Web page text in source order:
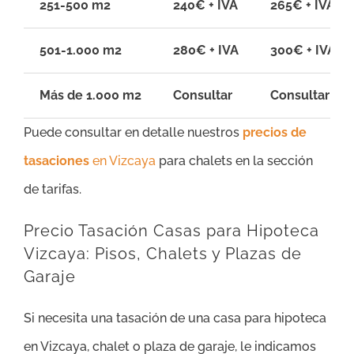
251-500 m2 240€ + IVA 265€ + IVA
501-1.000 m2 280€ + IVA 300€ + IVA
Más de 1.000 m2 Consultar Consultar
Puede consultar en detalle nuestros precios de
tasaciones en Vizcaya para chalets en la sección
de tarifas.
Precio Tasación Casas para Hipoteca
Vizcaya: Pisos, Chalets y Plazas de
Garaje
Si necesita una tasación de una casa para hipoteca
en Vizcaya, chalet o plaza de garaje, le indicamos